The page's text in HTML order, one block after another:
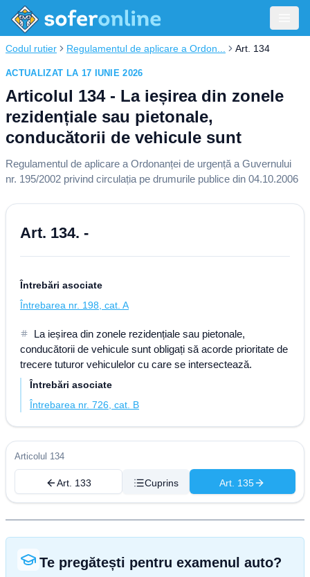
Codul rutier Regulamentul de aplicare a Ordon... Art. 134
ACTUALIZAT LA 17 IUNIE 2026
Articolul 134 - La ieșirea din zonele
rezidențiale sau pietonale,
conducătorii de vehicule sunt
Regulamentul de aplicare a Ordonanței de urgență a Guvernului
nr. 195/2002 privind circulația pe drumurile publice din 04.10.2006
Art. 134. -
Întrebări asociate
Întrebarea nr. 198, cat. A
La ieșirea din zonele rezidențiale sau pietonale,
conducătorii de vehicule sunt obligați să acorde prioritate de
trecere tuturor vehiculelor cu care se intersectează.
Întrebări asociate
Întrebarea nr. 726, cat. B
Articolul 134
Art. 133 Cuprins Art. 135
Te pregătești pentru examenul auto?